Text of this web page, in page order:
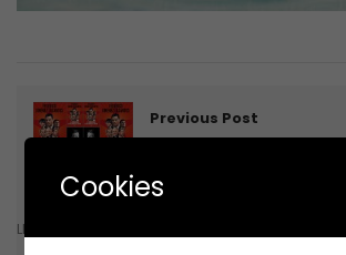
Previous Post
LOSANTOS
LIBROS
Cookies